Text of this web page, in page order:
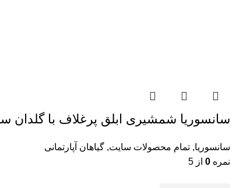
سانسوریا شمشیری ابلق پرغلاف با گلدان
سانسوریا, تمام محصولات سایت, گیاهان آپارتمانی
نمره 0 از 5